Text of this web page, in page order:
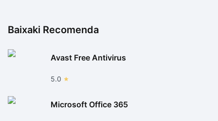
Baixaki Recomenda
Avast Free Antivirus
5.0
Microsoft Office 365